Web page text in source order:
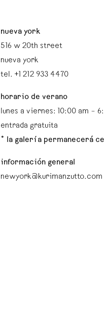
nueva york
516 w 20th street
nueva york
tel. +1 212 933 4470
horario de verano
lunes a viernes: 10:00 am –
entrada gratuita
* la galería permanecerá
información general
newyork@kurimanzutto.com